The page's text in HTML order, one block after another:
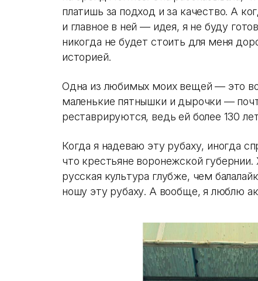
платишь за подход и за качество. А
и главное в ней — идея, я не буду
никогда не будет стоить для меня
историей.
Одна из любимых моих вещей — это
маленькие пятнышки и дырочки —
реставрируются, ведь ей более 130
Когда я надеваю эту рубаху, иногда
что крестьяне воронежской
русская культура глубже, чем
ношу эту рубаху. А вообще, я люблю